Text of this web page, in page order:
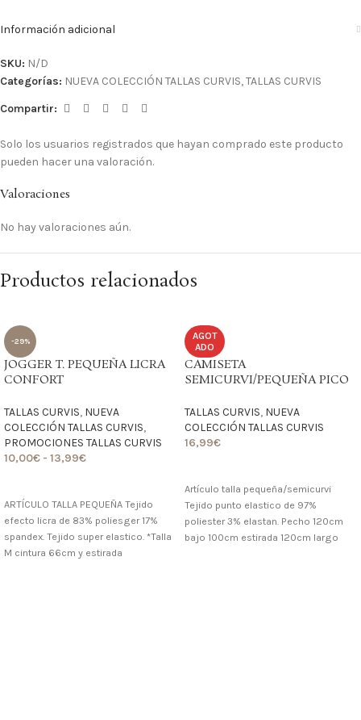
Información adicional
SKU: N/D
Categorías: NUEVA COLECCIÓN TALLAS CURVIS,TALLAS CURVIS
Compartir:
Valoraciones
No hay valoraciones aún.
Solo los usuarios registrados que hayan comprado este producto
pueden hacer una valoración.
Productos relacionados
-29%
JOGGER T. PEQUEÑA LICRA
CONFORT
TALLAS CURVIS, NUEVA
COLECCIÓN TALLAS CURVIS,
PROMOCIONES TALLAS CURVIS
10,00€ - 13,99€
ARTÍCULO TALLA PEQUEÑA Tejido
efecto licra de 83% poliesger 17%
spandex. Tejido super elastico. *Talla
M cintura 66cm y estirada
AGOT
ADO
CAMISETA
SEMICURVI/PEQUEÑA PICO
TALLAS CURVIS, NUEVA
COLECCIÓN TALLAS CURVIS
16,99€
Artículo talla pequeña/semicurvi
Tejido punto elastico de 97%
poliester 3% elastan. Pecho 120cm
bajo 100cm estirada 120cm largo